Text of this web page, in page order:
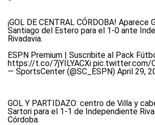
¡GOL DE CENTRAL CÓRDOBA! Aparece
Santiago del Estero para el 1-0 ante
Rivadavia.
ESPN Premium | Suscribite al Pack
https://t.co/7jYILYACXi pic.twitter.com/
— SportsCenter (@SC_ESPN) April 29,
GOL Y PARTIDAZO: centro de Villa y
Sartori para el 1-1 de Independiente
Córdoba.